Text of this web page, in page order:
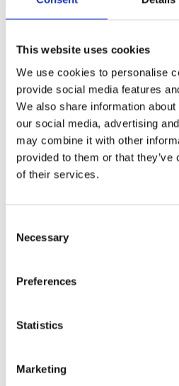
This website uses cookies
We use cookies to personalise
provide social media features
We also share information
our social media, advertising
may combine it with other
provided to them or that
of their services.
Selection
Necessary
Preferences
Statistics
Marketing
BEVAKA
Lagerstatus Slutsåld Artikelnr
Fri frakt över 995kr
Snabba leveranser
Enkel betalning med Klarna
Vacker liten snöglob med
flera olika julklappar i
grön och en nallebjörn runt
globen för att se snön yra